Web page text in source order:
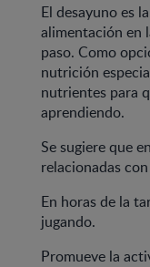
El desayuno es
alimentación en
paso. Como
nutrición
nutrientes para
aprendiendo.
Se sugiere que
relacionadas
En horas de la
jugando.
Promueve la